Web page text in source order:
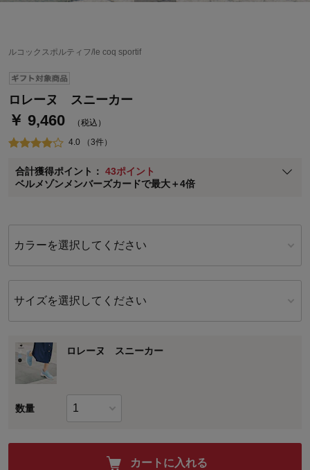
ルコックスポルティフ/le coq sportif
ロレーヌ スニーカー
￥ 9,460 （税込）
4.0 （3件）
合計獲得ポイント： 43ポイント
ベルメゾンメンバーズカードで最大＋4倍
ベルメゾン・ポイントについて
通常商品送料無料 返品引取無料（JCBのみ）
即時入会なら更に500円OFFクーポンプレゼント
※メンバーズカードの加算ポイントはステージ倍率適用前の基本ポイント
に対して適用されます。
カラーを選択してください
サイズを選択してください
ロレーヌ スニーカー
数量
カートに入れる